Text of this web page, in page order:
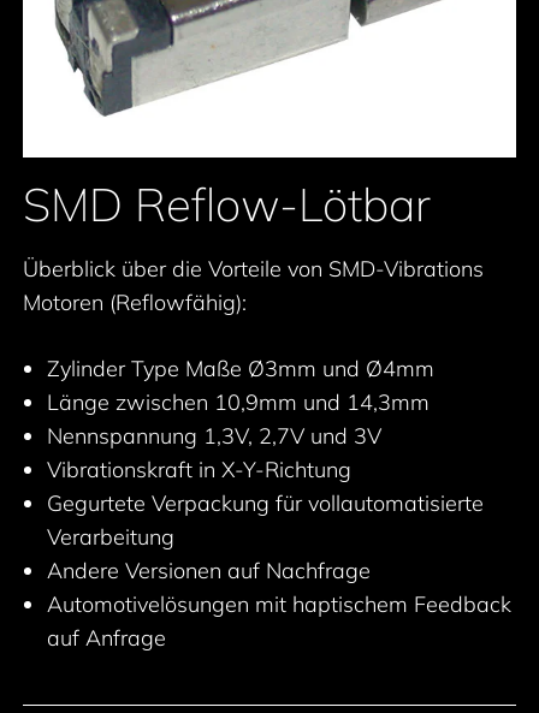
SMD Reflow-Lötbar
Überblick über die Vorteile von SMD-Vibrations
Motoren (Reflowfähig):
Zylinder Type Maße Ø3mm und Ø4mm
Länge zwischen 10,9mm und 14,3mm
Nennspannung 1,3V, 2,7V und 3V
Vibrationskraft in X-Y-Richtung
Gegurtete Verpackung für vollautomatisierte
Verarbeitung
Andere Versionen auf Nachfrage
Automotivelösungen mit haptischem Feedback
auf Anfrage